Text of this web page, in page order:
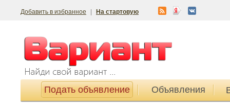
Добавить в избранное На стартовую
Подать объявление Объявления